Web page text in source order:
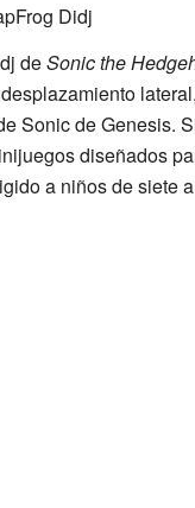
Didj
deSonic the
Sonic de Genesis.
diseñados
a niños de siete